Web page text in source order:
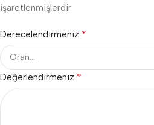
işaretlenmişlerdir
Derecelendirmeniz *
Değerlendirmeniz *